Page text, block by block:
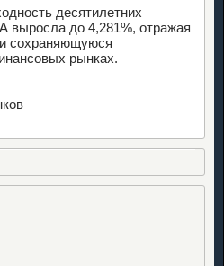
десятилетних
выросла до 4,281%, отражая
сохраняющуюся
рынках.